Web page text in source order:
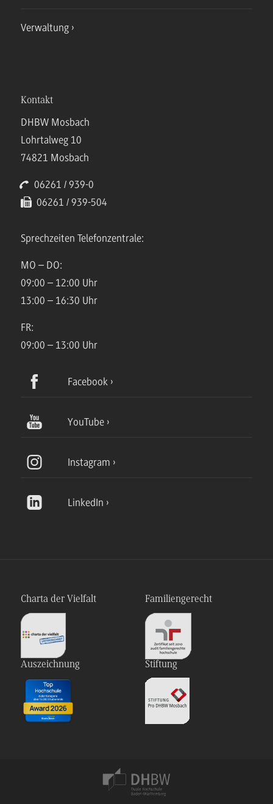
Verwaltung
Kontakt
DHBW Mosbach
Lohrtalweg 10
74821 Mosbach
06261 / 939-0
06261 / 939-504
Sprechzeiten Telefonzentrale:
MO – DO:
09:00 – 12:00 Uhr
13:00 – 16:30 Uhr
FR:
09:00 – 13:00 Uhr
Facebook
YouTube
Instagram
LinkedIn
Charta der Vielfalt Familiengerecht
Auszeichnung Stiftung